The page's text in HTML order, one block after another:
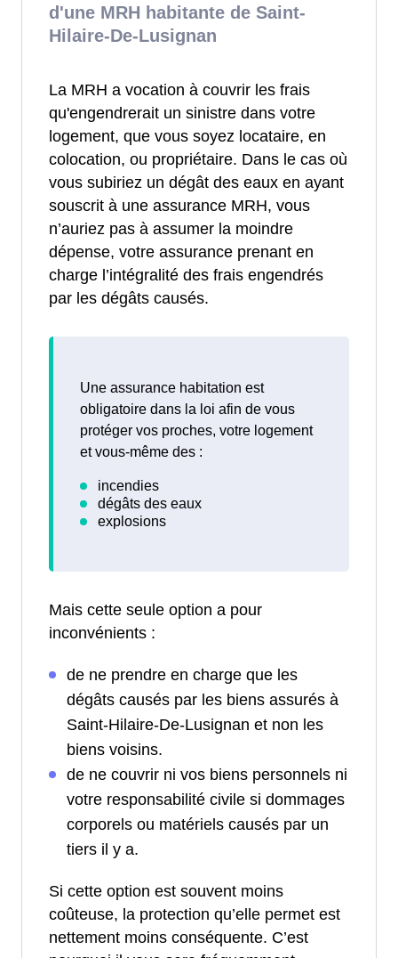
d'une MRH habitante de Saint-
Hilaire-De-Lusignan
La MRH a vocation à couvrir les frais
qu'engendrerait un sinistre dans votre
logement, que vous soyez locataire, en
colocation, ou propriétaire. Dans le cas où
vous subiriez un dégât des eaux en ayant
souscrit à une assurance MRH, vous
n’auriez pas à assumer la moindre
dépense, votre assurance prenant en
charge l’intégralité des frais engendrés
par les dégâts causés.
Une assurance habitation est
obligatoire dans la loi afin de vous
protéger vos proches, votre logement
et vous-même des :
Mais cette seule option a pour
inconvénients :
de ne prendre en charge que les
dégâts causés par les biens assurés à
Saint-Hilaire-De-Lusignan et non les
biens voisins.
de ne couvrir ni vos biens personnels ni
votre responsabilité civile si dommages
corporels ou matériels causés par un
tiers il y a.
Si cette option est souvent moins
coûteuse, la protection qu’elle permet est
nettement moins conséquente. C’est